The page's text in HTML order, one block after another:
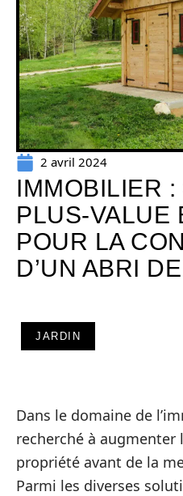
2 avril 2024
IMMOBILIER
PLUS-VALUE
POUR LA
D’UN ABRI
JARDIN
Dans le domaine de
recherché à augmenter
propriété avant de la
Parmi les diverses